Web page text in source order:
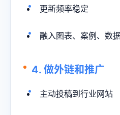
更新频率稳定
融入图表、案例、数
4. 做外链和推广
主动投稿到行业网站